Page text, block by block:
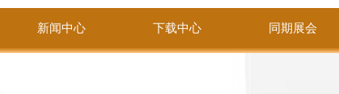
新闻中心 下载中心 同期展会